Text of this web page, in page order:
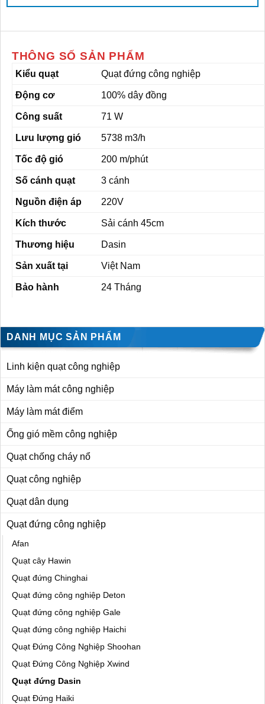
THÔNG SỐ SẢN PHẨM
Kiểu quạt Quạt đứng công nghiệp
Động cơ 100% dây đồng
Công suất 71 W
Lưu lượng gió 5738 m3/h
Tốc độ gió 200 m/phút
Số cánh quạt 3 cánh
Nguồn điện áp 220V
Kích thước Sải cánh 45cm
Thương hiệu Dasin
Sản xuất tại Việt Nam
Bảo hành 24 Tháng
DANH MỤC SẢN PHẨM
Linh kiện quạt công nghiệp
Máy làm mát công nghiệp
Máy làm mát điểm
Ống gió mềm công nghiệp
Quạt chống cháy nổ
Quạt công nghiệp
Quạt dân dụng
Quạt đứng công nghiệp
Afan
Quạt cây Hawin
Quạt đứng Chinghai
Quạt đứng công nghiệp Deton
Quạt đứng công nghiệp Gale
Quạt đứng công nghiệp Haichi
Quạt Đứng Công Nghiệp Shoohan
Quạt Đứng Công Nghiệp Xwind
Quạt đứng Dasin
Quạt Đứng Haiki